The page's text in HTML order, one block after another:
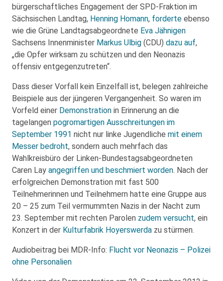
bürgerschaftliches Engagement der SPD-Fraktion im
Sächsischen Landtag, Henning Homann, forderte ebenso
wie die Grüne Landtagsabgeordnete Eva Jähnigen
Sachsens Innenminister Markus Ulbig (CDU) dazu auf,
„die Opfer wirksam zu schützen und den Neonazis
offensiv entgegenzutreten“.
Dass dieser Vorfall kein Einzelfall ist, belegen zahlreiche
Beispiele aus der jüngeren Vergangenheit. So waren im
Vorfeld einer Demonstration in Erinnerung an die
tagelangen pogromartigen Ausschreitungen im
September 1991 nicht nur linke Jugendliche mit einem
Messer bedroht, sondern auch mehrfach das
Wahlkreisbüro der Linken-Bundestagsabgeordneten
Caren Lay angegriffen und beschmiert worden. Nach der
erfolgreichen Demonstration mit fast 500
Teilnehmerinnen und Teilnehmern hatte eine Gruppe aus
20 – 25 zum Teil vermummten Nazis in der Nacht zum
23. September mit rechten Parolen zudem versucht, ein
Konzert in der Kulturfabrik Hoyerswerda zu stürmen.
Audiobeitrag bei MDR-Info: Flucht vor Neonazis – Polizei
ohne Personalien